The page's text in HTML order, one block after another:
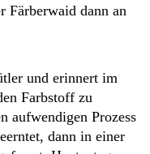
Färberwaid dann an
und erinnert im
Farbstoff zu
aufwendigen Prozess
dann in einer